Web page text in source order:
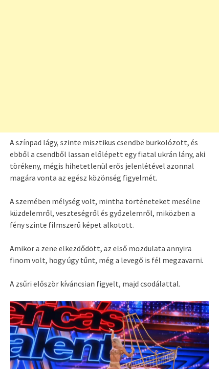
A színpad lágy, szinte misztikus csendbe burkolózott, és
ebből a csendből lassan előlépett egy fiatal ukrán lány, aki
törékeny, mégis hihetetlenül erős jelenlétével azonnal
magára vonta az egész közönség figyelmét.
A szemében mélység volt, mintha történeteket mesélne
küzdelemről, veszteségről és győzelemről, miközben a
fény szinte filmszerű képet alkotott.
Amikor a zene elkezdődött, az első mozdulata annyira
finom volt, hogy úgy tűnt, még a levegő is fél megzavarni.
A zsűri először kíváncsian figyelt, majd csodálattal.